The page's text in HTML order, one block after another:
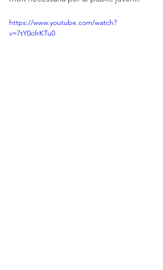
https://www.youtube.com/watch?
v=7tY0ofrKTu0